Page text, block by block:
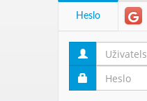
Heslo